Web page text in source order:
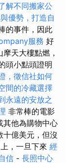
解不同搬家公
優勢，打造自
的事件，因此
服務 好
天大樓點燃，
頭小點頭證明
，徵信社如何
間的冷藏選擇
永遠的安放之
非常棒的電影
其他為購物中心
億美元，但沒
，一旦下來 經
信 - 長照中心